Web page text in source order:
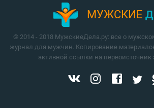
МУЖСКИЕ
© 2014 - 2018 МужскиеДела.ру: все о
журнал для мужчин. Копирование
активной ссылки на первоисточник